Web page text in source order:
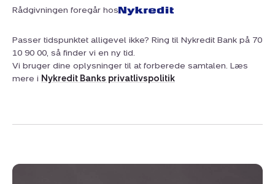
Rådgivningen foregår hos
Passer tidspunktet alligevel ikke? Ring til Nykredit Bank på 70
10 90 00, så finder vi en ny tid.
Vi bruger dine oplysninger til at forberede samtalen. Læs
mere i Nykredit Banks privatlivspolitik